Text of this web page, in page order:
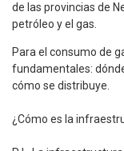
de las provincias de
petróleo y el gas.
Para el consumo de
fundamentales:
cómo se distribuye.
¿Cómo es la